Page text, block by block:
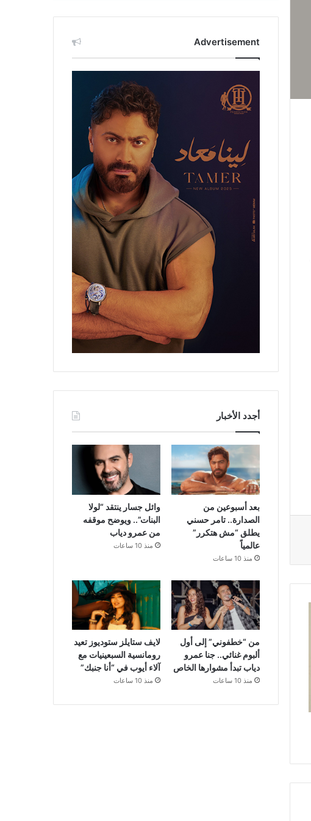
Advertisement
أجدد الأخبار
بعد أسبوعين من
الصدارة.. تامر حسني
يطلق “مش هتكرر”
عالمياً
منذ 10 ساعات
وائل جسار ينتقد “لولا
البنات”.. ويوضح موقفه
من عمرو دياب
منذ 10 ساعات
من “خطفوني” إلى أول
ألبوم غنائي.. جنا عمرو
دياب تبدأ مشوارها الخاص
منذ 10 ساعات
لايف ستايلز ستوديوز تعيد
رومانسية السبعينيات مع
آلاء أيوب في “أنا جنبك”
منذ 10 ساعات